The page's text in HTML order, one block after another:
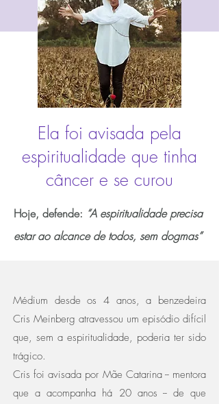
Ela foi avisada pela
espiritualidade que tinha
câncer e se curou
Hoje, defende: “A espiritualidade precisa
estar ao alcance de todos, sem dogmas”
Médium desde os 4 anos, a benzedeira
Cris Meinberg atravessou um episódio difícil
que, sem a espiritualidade, poderia ter sido
trágico.
Cris foi avisada por Mãe Catarina -- mentora
que a acompanha há 20 anos -- de que